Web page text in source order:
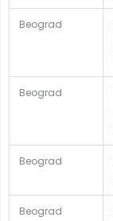
Beograd
Beograd
Beograd
Beograd